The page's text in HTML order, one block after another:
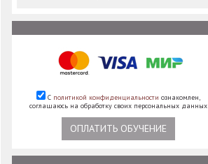
С политикой конфиденциальности ознакомлен,
соглашаюсь на обработку своих персональных данных
ОПЛАТИТЬ ОБУЧЕНИЕ